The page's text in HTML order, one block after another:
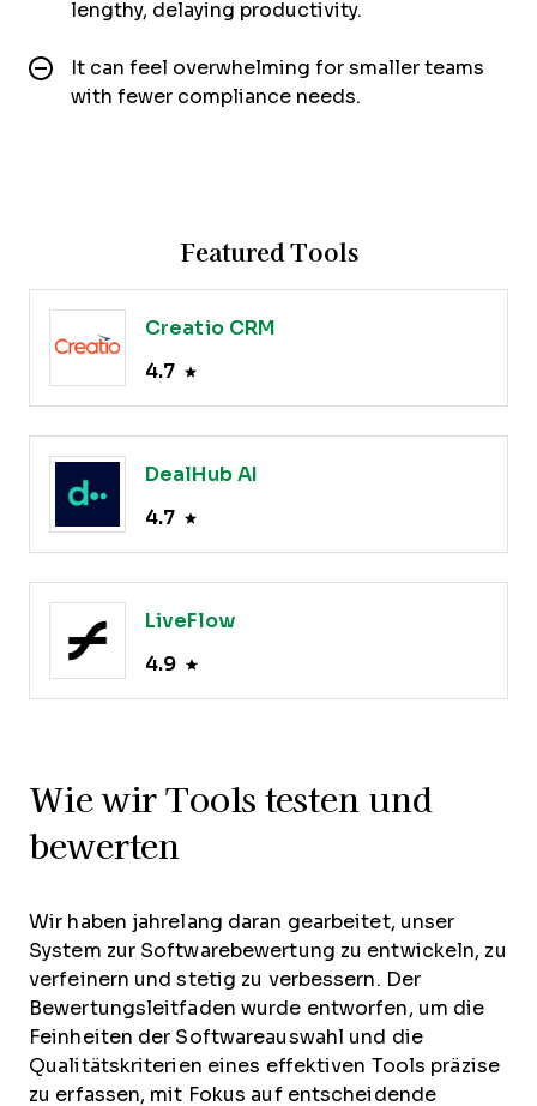
lengthy, delaying productivity.
It can feel overwhelming for smaller teams
with fewer compliance needs.
Featured Tools
Creatio CRM
4.7
DealHub AI
4.7
LiveFlow
4.9
Wie wir Tools testen und
bewerten
Wir haben jahrelang daran gearbeitet, unser
System zur Softwarebewertung zu entwickeln, zu
verfeinern und stetig zu verbessern. Der
Bewertungsleitfaden wurde entworfen, um die
Feinheiten der Softwareauswahl und die
Qualitätskriterien eines effektiven Tools präzise
zu erfassen, mit Fokus auf entscheidende